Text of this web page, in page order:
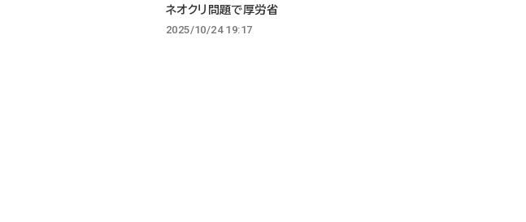
ネオクリ問題で厚労省
2025/10/24 19:17